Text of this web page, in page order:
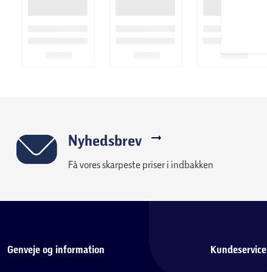
Nyhedsbrev
Få vores skarpeste priser i indbakken
Genveje og information Kundeservice